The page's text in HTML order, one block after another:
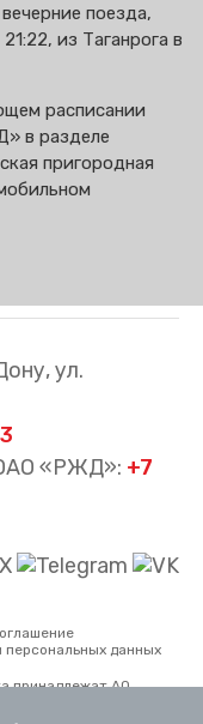
поезда,
из Таганрога в
расписании
в разделе
пригородная
ул.
«РЖД»: +7
персональных данных
принадлежат АО
Использование